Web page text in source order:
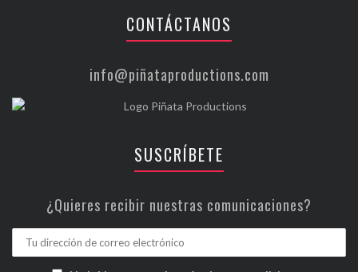
CONTÁCTANOS
info@piñataproductions.com
SUSCRÍBETE
¿Quieres recibir nuestras comunicaciones?